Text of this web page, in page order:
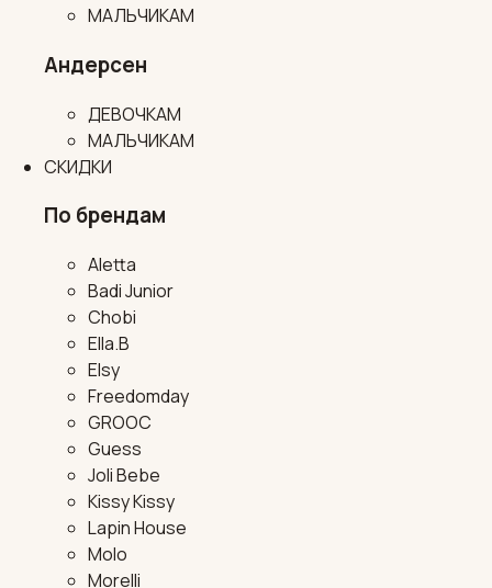
МАЛЬЧИКАМ
Андерсен
ДЕВОЧКАМ
МАЛЬЧИКАМ
СКИДКИ
По брендам
Aletta
Badi Junior
Chobi
Ella.B
Elsy
Freedomday
GROOC
Guess
Joli Bebe
Kissy Kissy
Lapin House
Molo
Morelli